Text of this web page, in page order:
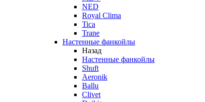
NED
Royal Clima
Tica
Trane
Настенные фанкойлы
Назад
Настенные фанкойлы
Shuft
Aeronik
Ballu
Clivet